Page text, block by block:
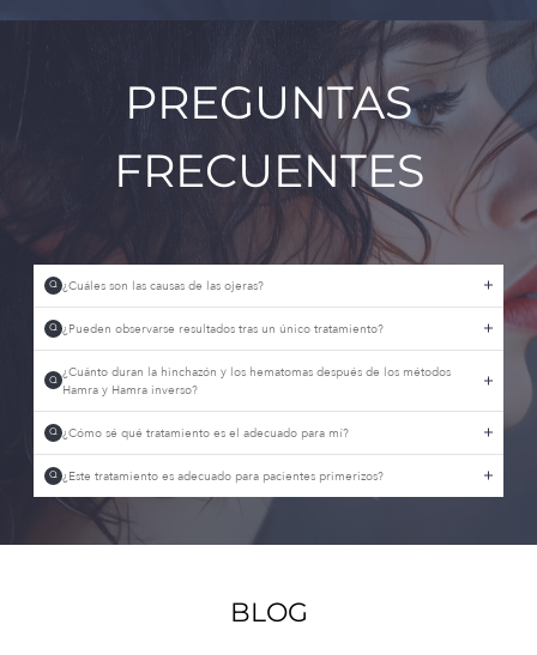
PREGUNTAS
FRECUENTES
Q ¿Cuáles son las causas de las ojeras?
Q ¿Pueden observarse resultados tras un único tratamiento?
Q ¿Cuánto duran la hinchazón y los hematomas después de los métodos
Hamra y Hamra inverso?
Q ¿Cómo sé qué tratamiento es el adecuado para mí?
Q ¿Este tratamiento es adecuado para pacientes primerizos?
BLOG